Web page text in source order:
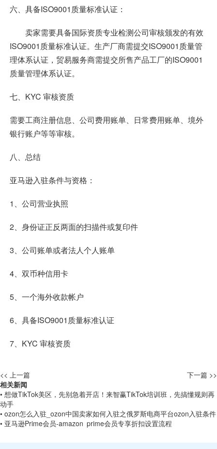
六、具备ISO9001质量标准认证：
卖家需要具备国际资质专业检测公司审核颁发的有效
ISO9001质量标准认证。生产厂商需提交ISO9001质量管
理体系认证，贸易服务商需提交所售产品工厂的ISO9001
质量管理体系认证。
七、KYC 审核资质
需要工商注册信息、公司费用账单、日常费用账单、境外
银行账户等等审核。
八、总结
亚马逊入驻条件与资格：
1、公司营业执照
2、身份证正反两面的扫描件或复印件
3、公司账单或者法人个人账单
4、双币种信用卡
5、一个海外收款帐户
6、具备ISO9001质量标准认证
7、KYC 审核资质
<< 上一篇
下一篇 >>
相关新闻
• 想做TikTok美区，先别急着开店！来智赢TikTok培训班，先搞懂规则再
动手
• ozon怎么入驻_ozon中国卖家如何入驻之俄罗斯电商平台ozon入驻条件
• 亚马逊Prime会员-amazon prime会员专享折扣设置流程